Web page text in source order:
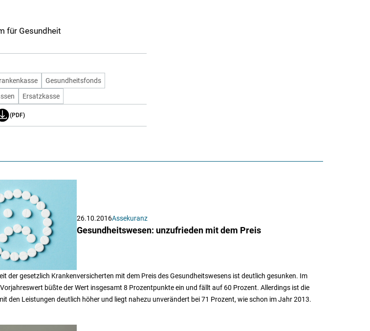
für Gesundheit
Gesundheitsfonds
Ersatzkasse
(PDF)
26.10.2016Assekuranz
Gesundheitswesen: unzufrieden mit dem Preis
der gesetzlich Krankenversicherten mit dem Preis des Gesundheitswesens ist deutlich gesunken. Im
büßte der Wert insgesamt 8 Prozentpunkte ein und fällt auf 60 Prozent. Allerdings ist die
den Leistungen deutlich höher und liegt nahezu unverändert bei 71 Prozent, wie schon im Jahr 2013.